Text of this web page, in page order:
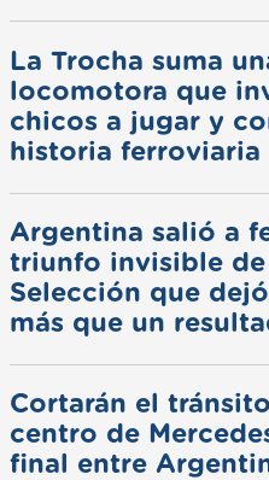
La Trocha suma
locomotora que
chicos a jugar y
historia ferroviaria
Argentina salió a
triunfo invisible de
Selección que
más que un
Cortarán el
centro de
final entre